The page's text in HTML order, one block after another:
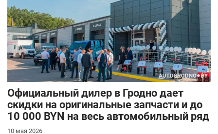
Официальный дилер в Гродно дает
скидки на оригинальные запчасти и до
10 000 BYN на весь автомобильный ряд
10 мая 2026